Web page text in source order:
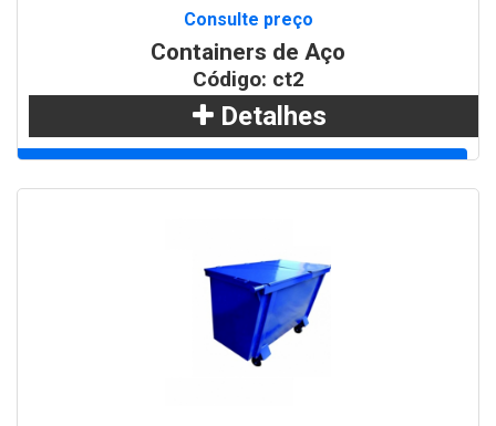
Consulte preço
Containers de Aço
Código: ct2
Detalhes